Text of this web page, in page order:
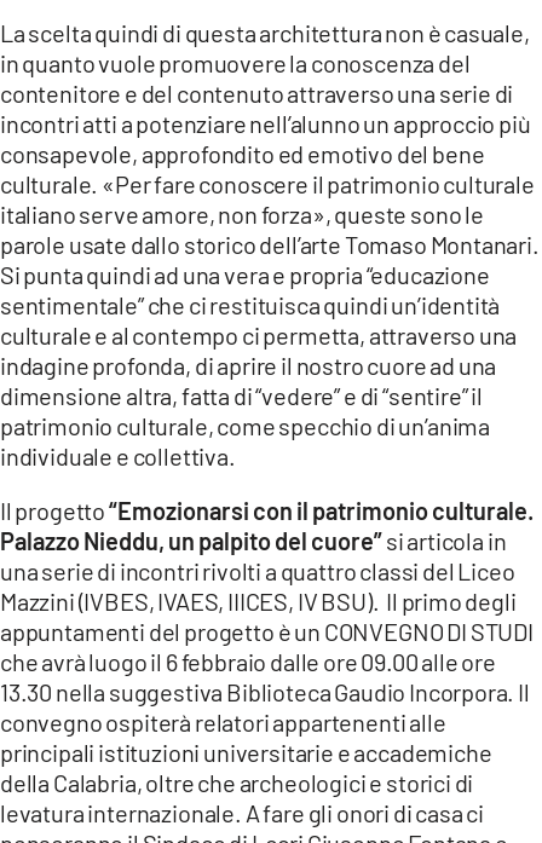
La scelta quindi di questa architettura non è casuale,
in quanto vuole promuovere la conoscenza del
contenitore e del contenuto attraverso una serie di
incontri atti a potenziare nell’alunno un approccio più
consapevole, approfondito ed emotivo del bene
culturale. «Per fare conoscere il patrimonio culturale
italiano serve amore, non forza», queste sono le
parole usate dallo storico dell’arte Tomaso Montanari.
Si punta quindi ad una vera e propria “educazione
sentimentale” che ci restituisca quindi un’identità
culturale e al contempo ci permetta, attraverso una
indagine profonda, di aprire il nostro cuore ad una
dimensione altra, fatta di “vedere” e di “sentire” il
patrimonio culturale, come specchio di un’anima
individuale e collettiva.
Il progetto“Emozionarsi con il patrimonio culturale.
Palazzo Nieddu, un palpito del cuore”si articola in
una serie di incontri rivolti a quattro classi del Liceo
Mazzini (IVBES, IVAES, IIICES, IV BSU). Il primo degli
appuntamenti del progetto è un CONVEGNO DI STUDI
che avrà luogo il 6 febbraio dalle ore 09.00 alle ore
13.30 nella suggestiva Biblioteca Gaudio Incorpora. Il
convegno ospiterà relatori appartenenti alle
principali istituzioni universitarie e accademiche
della Calabria, oltre che archeologici e storici di
levatura internazionale. A fare gli onori di casa ci